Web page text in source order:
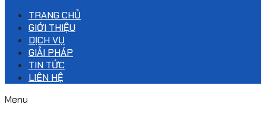
TRANG CHỦ
GIỚI THIỆU
DỊCH VỤ
GIẢI PHÁP
TIN TỨC
LIÊN HỆ
Menu